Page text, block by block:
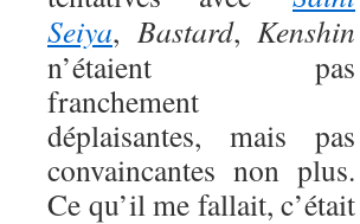
Seiya, Bastard, Kenshin
n’étaient pas
franchement
déplaisantes, mais pas
convaincantes non plus.
Ce qu’il me fallait, c’était